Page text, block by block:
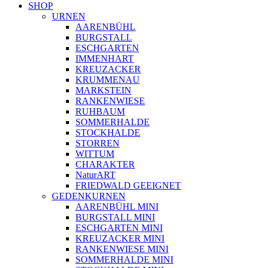
SHOP
URNEN
AARENBÜHL
BURGSTALL
ESCHGARTEN
IMMENHART
KREUZACKER
KRUMMENAU
MARKSTEIN
RANKENWIESE
RUHBAUM
SOMMERHALDE
STOCKHALDE
STORREN
WITTUM
CHARAKTER
NaturART
FRIEDWALD GEEIGNET
GEDENKURNEN
AARENBÜHL MINI
BURGSTALL MINI
ESCHGARTEN MINI
KREUZACKER MINI
RANKENWIESE MINI
SOMMERHALDE MINI